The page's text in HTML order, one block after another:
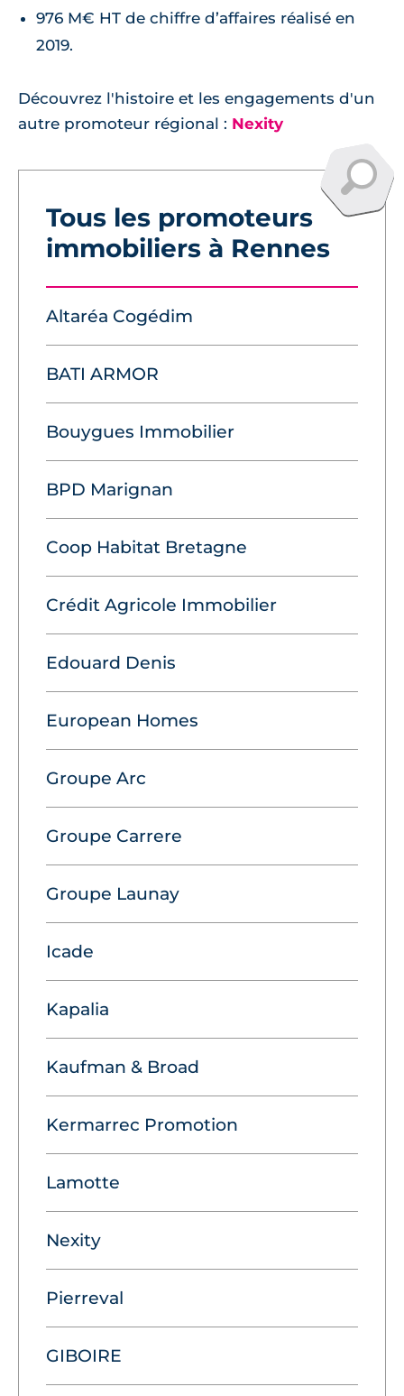
976 M€ HT de chiffre d’affaires réalisé en
2019.
Découvrez l'histoire et les engagements d'un
autre promoteur régional : Nexity
Tous les promoteurs
immobiliers à Rennes
Altaréa Cogédim
BATI ARMOR
Bouygues Immobilier
BPD Marignan
Coop Habitat Bretagne
Crédit Agricole Immobilier
Edouard Denis
European Homes
Groupe Arc
Groupe Carrere
Groupe Launay
Icade
Kapalia
Kaufman & Broad
Kermarrec Promotion
Lamotte
Nexity
Pierreval
GIBOIRE